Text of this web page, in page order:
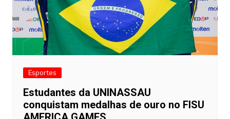
Esportes
Estudantes da UNINASSAU
conquistam medalhas de ouro no FISU